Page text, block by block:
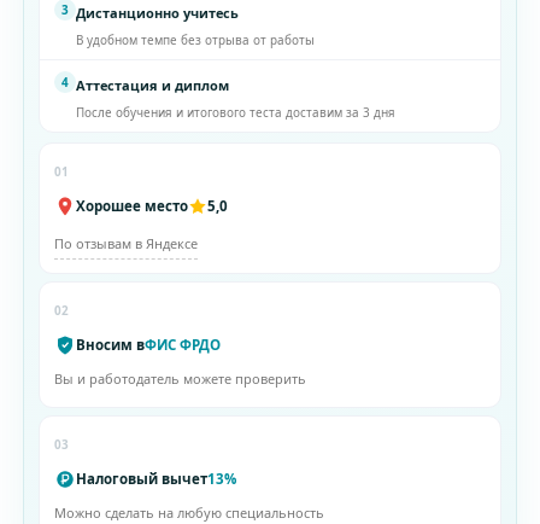
3 Дистанционно учитесь
В удобном темпе без отрыва от работы
4 Аттестация и диплом
После обучения и итогового теста доставим за 3 дня
01
Хорошее место 5,0
По отзывам в Яндексе
02
Вносим вФИС ФРДО
Вы и работодатель можете проверить
03
Налоговый вычет13%
Можно сделать на любую специальность